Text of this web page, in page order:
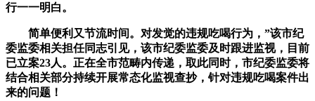
行一一明白。
简单便利又节流时间。对发觉的违规吃喝行为，”该市纪
委监委相关担任同志引见，该市纪委监委及时跟进监视，目前
已立案23人。正在全市范畴内传递，取此同时，市纪委监委将
结合相关部分持续开展常态化监视查抄，针对违规吃喝案件出
来的问题！